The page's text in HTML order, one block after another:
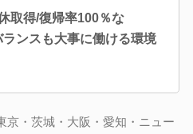
取得/復帰率100％な
スも大事に働ける環境
京・茨城・大阪・愛知・ニュー